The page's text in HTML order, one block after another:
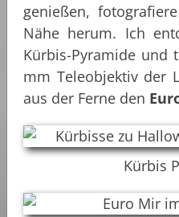
genießen,
Nähe herum. Ich
Kürbis-Pyramide und
mm Teleobjektiv der
aus der Ferne den
Kürbis